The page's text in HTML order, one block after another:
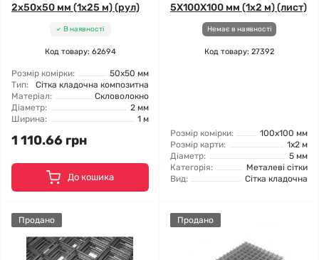
2x50x50 мм (1x25 м) (рул)
В наявності
Код товару: 62694
Розмір комірки:
50x50 мм
Тип:
Сітка кладочна композитна
Матеріал:
Скловолокно
Діаметр:
2 мм
Ширина:
1 м
1 110.66 грн
До кошика
5X100X100 мм (1x2 м) (лист)
Немає в наявності
Код товару: 27392
Розмір комірки:
100x100 мм
Розмір карти:
1x2 м
Діаметр:
5 мм
Категорія:
Металеві сітки
Вид:
Сітка кладочна
Продано Продано